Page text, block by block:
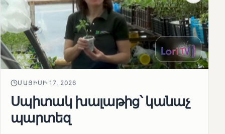
ՄԱՅԻՍԻ 17, 2026
Սպիտակ խալաթից՝ կանաչ
պարտեզ